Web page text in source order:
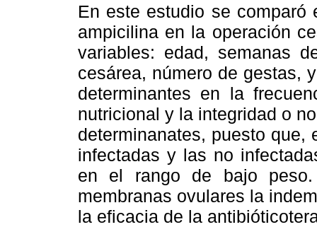
En este estudio se
ampicilina en la operación
variables: edad, semanas
cesárea, número de gestas,
determinantes en la
nutricional y la integridad o
determinanates, puesto
infectadas y las no
en el rango de bajo
membranas ovulares la
la eficacia de la